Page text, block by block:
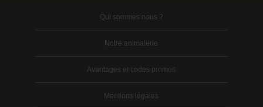
Qui sommes nous ?
Notre animalerie
Avantages et codes promos
Mentions légales